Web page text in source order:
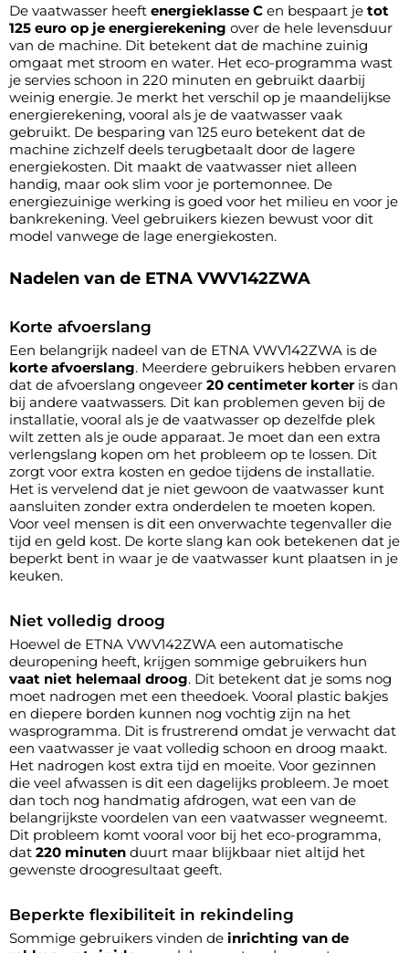
De vaatwasser heeft energieklasse C en bespaart je tot
125 euro op je energierekening over de hele levensduur
van de machine. Dit betekent dat de machine zuinig
omgaat met stroom en water. Het eco-programma wast
je servies schoon in 220 minuten en gebruikt daarbij
weinig energie. Je merkt het verschil op je maandelijkse
energierekening, vooral als je de vaatwasser vaak
gebruikt. De besparing van 125 euro betekent dat de
machine zichzelf deels terugbetaalt door de lagere
energiekosten. Dit maakt de vaatwasser niet alleen
handig, maar ook slim voor je portemonnee. De
energiezuinige werking is goed voor het milieu en voor je
bankrekening. Veel gebruikers kiezen bewust voor dit
model vanwege de lage energiekosten.
Nadelen van de ETNA VWV142ZWA
Korte afvoerslang
Een belangrijk nadeel van de ETNA VWV142ZWA is de
korte afvoerslang. Meerdere gebruikers hebben ervaren
dat de afvoerslang ongeveer 20 centimeter korteris dan
bij andere vaatwassers. Dit kan problemen geven bij de
installatie, vooral als je de vaatwasser op dezelfde plek
wilt zetten als je oude apparaat. Je moet dan een extra
verlengslang kopen om het probleem op te lossen. Dit
zorgt voor extra kosten en gedoe tijdens de installatie.
Het is vervelend dat je niet gewoon de vaatwasser kunt
aansluiten zonder extra onderdelen te moeten kopen.
Voor veel mensen is dit een onverwachte tegenvaller die
tijd en geld kost. De korte slang kan ook betekenen dat je
beperkt bent in waar je de vaatwasser kunt plaatsen in je
keuken.
Niet volledig droog
Hoewel de ETNA VWV142ZWA een automatische
deuropening heeft, krijgen sommige gebruikers hun
vaat niet helemaal droog. Dit betekent dat je soms nog
moet nadrogen met een theedoek. Vooral plastic bakjes
en diepere borden kunnen nog vochtig zijn na het
wasprogramma. Dit is frustrerend omdat je verwacht dat
een vaatwasser je vaat volledig schoon en droog maakt.
Het nadrogen kost extra tijd en moeite. Voor gezinnen
die veel afwassen is dit een dagelijks probleem. Je moet
dan toch nog handmatig afdrogen, wat een van de
belangrijkste voordelen van een vaatwasser wegneemt.
Dit probleem komt vooral voor bij het eco-programma,
dat 220 minuten duurt maar blijkbaar niet altijd het
gewenste droogresultaat geeft.
Beperkte flexibiliteit in rekindeling
Sommige gebruikers vinden de inrichting van de